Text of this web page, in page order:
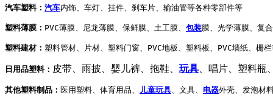
汽车塑料： 汽车内饰、车灯、挂件、刹车片、输油管等各种零部件等
塑料薄膜： PVC薄膜、尼龙薄膜、保鲜膜、土工膜、 包装膜、光学薄膜、复
塑料建材： 塑料管材、片材、塑料门窗、PVC地板、塑料板、PVC墙纸、栅
日用品塑料： 皮带、雨披、婴儿裤、拖鞋、 玩具、唱片、塑料瓶
其他塑料制品 ： 医用塑料、体育用品、 儿童玩具、文具、 电器外壳、发泡材